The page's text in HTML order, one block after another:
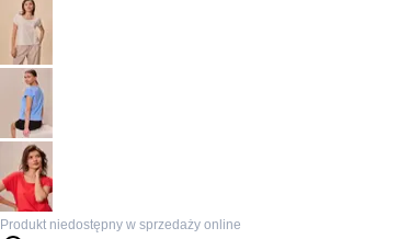
Produkt niedostępny w sprzedaży online